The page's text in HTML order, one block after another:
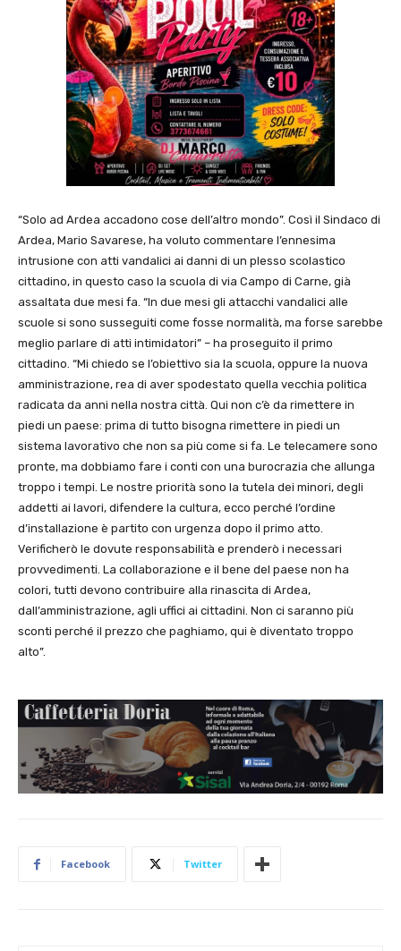
“Solo ad Ardea accadono cose dell’altro mondo”. Così il Sindaco di
Ardea, Mario Savarese, ha voluto commentare l’ennesima
intrusione con atti vandalici ai danni di un plesso scolastico
cittadino, in questo caso la scuola di via Campo di Carne, già
assaltata due mesi fa. “In due mesi gli attacchi vandalici alle
scuole si sono susseguiti come fosse normalità, ma forse sarebbe
meglio parlare di atti intimidatori” – ha proseguito il primo
cittadino. “Mi chiedo se l’obiettivo sia la scuola, oppure la nuova
amministrazione, rea di aver spodestato quella vecchia politica
radicata da anni nella nostra città. Qui non c’è da rimettere in
piedi un paese: prima di tutto bisogna rimettere in piedi un
sistema lavorativo che non sa più come si fa. Le telecamere sono
pronte, ma dobbiamo fare i conti con una burocrazia che allunga
troppo i tempi. Le nostre priorità sono la tutela dei minori, degli
addetti ai lavori, difendere la cultura, ecco perché l’ordine
d’installazione è partito con urgenza dopo il primo atto.
Verificherò le dovute responsabilità e prenderò i necessari
provvedimenti. La collaborazione e il bene del paese non ha
colori, tutti devono contribuire alla rinascita di Ardea,
dall’amministrazione, agli uffici ai cittadini. Non ci saranno più
sconti perché il prezzo che paghiamo, qui è diventato troppo
alto”.
Facebook Twitter